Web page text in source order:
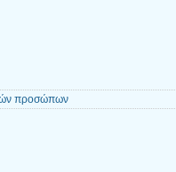
προσώπων